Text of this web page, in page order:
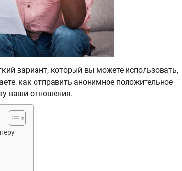
вариант, который вы можете использовать,
как отправить анонимное положительное
ваши отношения.